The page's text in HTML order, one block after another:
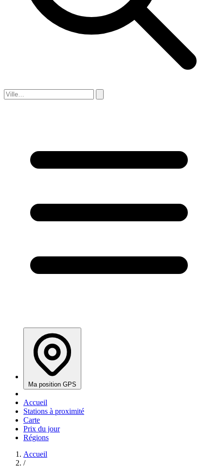
Ma position GPS
Accueil
Stations à proximité
Carte
Prix du jour
Régions
Accueil
/